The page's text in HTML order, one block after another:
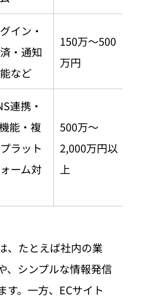
イン・
・通知
など
150万〜500
万円
連携・
能・複
ラット
ーム対
500万〜
2,000万円以
上
、たとえば社内の業
、シンプルな情報発信
す。一方、ECサイト